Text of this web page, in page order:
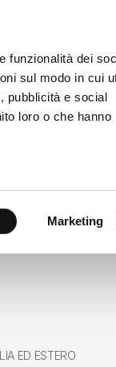
funzionalità dei
sul modo in cui
pubblicità e social
loro o che hanno
Marketing
ED ESTERO